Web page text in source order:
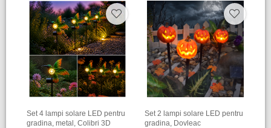
Set 4 lampi solare LED pentru
gradina, metal, Colibri 3D
Set 2 lampi solare LED pentru
gradina, Dovleac